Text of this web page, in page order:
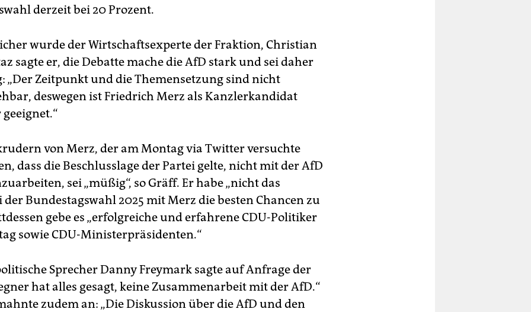
derzeit bei 20 Prozent.
wurde der Wirtschaftsexperte der Fraktion, Christian
sagte er, die Debatte mache die AfD stark und sei daher
„Der Zeitpunkt und die Themensetzung sind nicht
deswegen ist Friedrich Merz als Kanzlerkandidat
von Merz, der am Montag via Twitter versuchte
dass die Beschlusslage der Partei gelte, nicht mit der AfD
sei „müßig“, so Gräff. Er habe „nicht das
der Bundestagswahl 2025 mit Merz die besten Chancen zu
gebe es „erfolgreiche und erfahrene CDU-Politiker
sowie CDU-Ministerpräsidenten.“
Sprecher Danny Freymark sagte auf Anfrage der
hat alles gesagt, keine Zusammenarbeit mit der AfD.“
zudem an: „Die Diskussion über die AfD und den